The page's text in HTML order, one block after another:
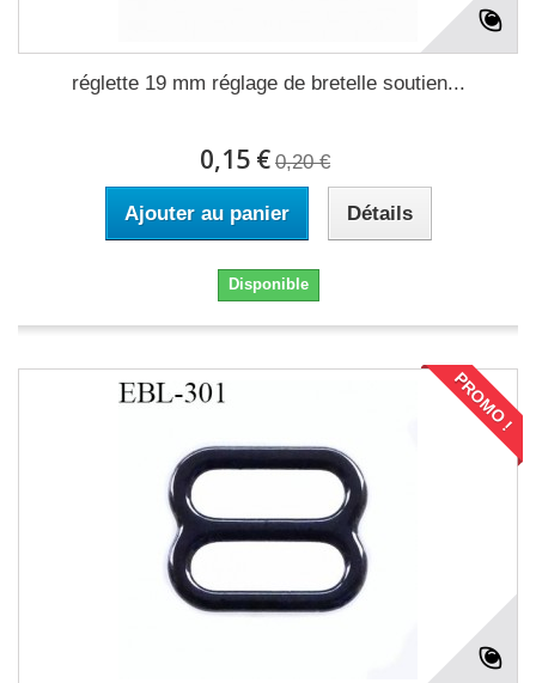
réglette 19 mm réglage de bretelle soutien...
0,15 € 0,20 €
Ajouter au panier Détails
Disponible
PROMO !